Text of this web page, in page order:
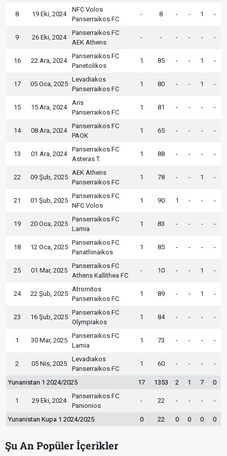
8 19 Eki, 2024
NFC Volos
Panserraikos FC
- 8 - - 1 -
9 26 Eki, 2024
Panserraikos FC
AEK Athens
- - - - - -
16 22 Ara, 2024
Panserraikos FC
Panetolikos
1 85 - - 1 -
17 05 Oca, 2025
Levadiakos
Panserraikos FC
1 80 - - 1 -
15 15 Ara, 2024
Aris
Panserraikos FC
1 81 - - - -
14 08 Ara, 2024
Panserraikos FC
PAOK
1 65 - - - -
13 01 Ara, 2024
Panserraikos FC
Asteras T.
1 88 - - - -
22 09 Şub, 2025
AEK Athens
Panserraikos FC
1 78 - - 1 -
21 01 Şub, 2025
Panserraikos FC
NFC Volos
1 90 1 - - -
19 20 Oca, 2025
Panserraikos FC
Lamia
1 83 - - - -
18 12 Oca, 2025
Panserraikos FC
Panathinaikos
1 85 - - - -
25 01 Mar, 2025
Panserraikos FC
Athens Kallithea FC
- 10 - - 1 -
24 22 Şub, 2025
Atromitos
Panserraikos FC
1 89 - - 1 -
23 16 Şub, 2025
Panserraikos FC
Olympiakos
1 84 - - - -
1 30 Mar, 2025
Panserraikos FC
Lamia
1 73 - - - -
2 05 Nis, 2025
Levadiakos
Panserraikos FC
1 60 - - - -
Yunanistan 1 2024/2025 17 1353 2 1 7 0
1 29 Eki, 2024
Panserraikos FC
Panionios
- 22 - - - -
Yunanistan Kupa 1 2024/2025 0 22 0 0 0 0
Şu An Popüler İçerikler